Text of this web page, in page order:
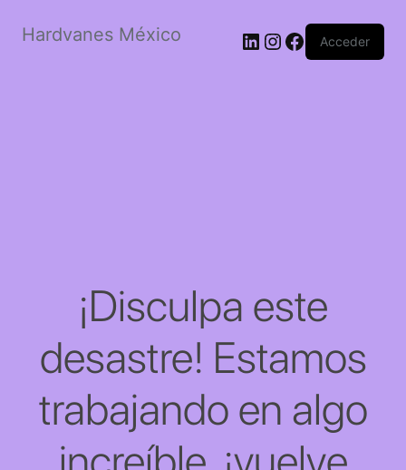
Hardvanes México LinkedIn
Instagram
Facebook
Acceder
¡Disculpa este
desastre! Estamos
trabajando en algo